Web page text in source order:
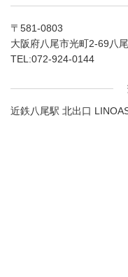
〒581-0803
大阪府八尾市光町2-69八
TEL:072-924-0144
近鉄八尾駅 北出口